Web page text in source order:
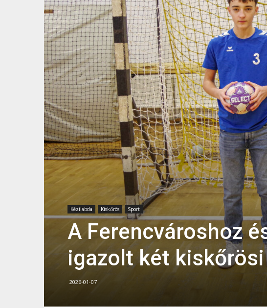
Kézilabda Kiskőrös Sport
A Ferencvároshoz
igazolt két
2026-01-07